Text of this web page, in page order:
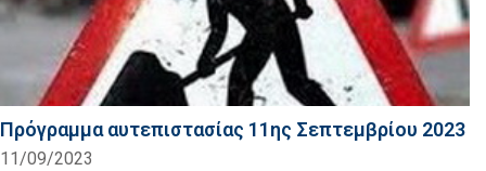
Πρόγραμμα αυτεπιστασίας 11ης Σεπτεμβρίου 2023
11/09/2023